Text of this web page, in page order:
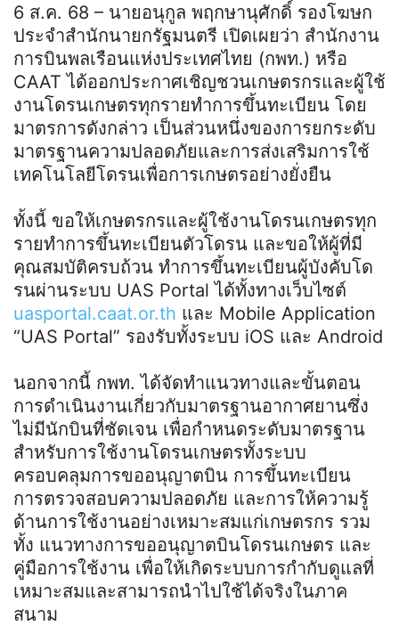
6 ส.ค. 68 – นายอนุกูล พฤกษานุศักดิ์ รองโฆษก
ประจำสำนักนายกรัฐมนตรี เปิดเผยว่า สำนักงาน
การบินพลเรือนแห่งประเทศไทย (กพท.) หรือ
CAAT ได้ออกประกาศเชิญชวนเกษตรกรและผู้ใช้
งานโดรนเกษตรทุกรายทำการขึ้นทะเบียน โดย
มาตรการดังกล่าว เป็นส่วนหนึ่งของการยกระดับ
มาตรฐานความปลอดภัยและการส่งเสริมการใช้
เทคโนโลยีโดรนเพื่อการเกษตรอย่างยั่งยืน
ทั้งนี้ ขอให้เกษตรกรและผู้ใช้งานโดรนเกษตรทุก
รายทำการขึ้นทะเบียนตัวโดรน และขอให้ผู้ที่มี
คุณสมบัติครบถ้วน ทำการขึ้นทะเบียนผู้บังคับโด
รนผ่านระบบ UAS Portal ได้ทั้งทางเว็บไซต์
uasportal.caat.or.th และ Mobile Application
“UAS Portal” รองรับทั้งระบบ iOS และ Android
นอกจากนี้ กพท. ได้จัดทำแนวทางและขั้นตอน
การดำเนินงานเกี่ยวกับมาตรฐานอากาศยานซึ่ง
ไม่มีนักบินที่ชัดเจน เพื่อกำหนดระดับมาตรฐาน
สำหรับการใช้งานโดรนเกษตรทั้งระบบ
ครอบคลุมการขออนุญาตบิน การขึ้นทะเบียน
การตรวจสอบความปลอดภัย และการให้ความรู้
ด้านการใช้งานอย่างเหมาะสมแก่เกษตรกร รวม
ทั้ง แนวทางการขออนุญาตบินโดรนเกษตร และ
คู่มือการใช้งาน เพื่อให้เกิดระบบการกำกับดูแลที่
เหมาะสมและสามารถนำไปใช้ได้จริงในภาค
สนาม